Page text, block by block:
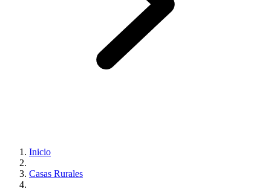
Inicio
Casas Rurales